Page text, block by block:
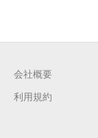
会社概要
利用規約